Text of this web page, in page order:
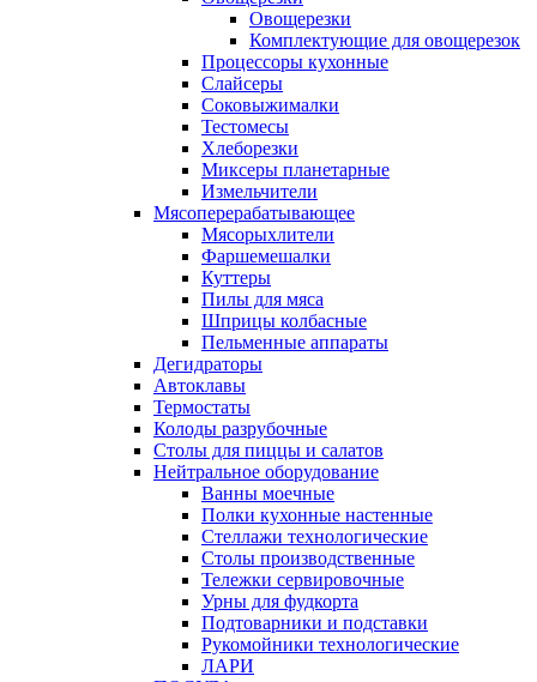
Овощерезки
Комплектующие для овощерезок
Процессоры кухонные
Слайсеры
Соковыжималки
Тестомесы
Хлеборезки
Миксеры планетарные
Измельчители
Мясоперерабатывающее
Мясорыхлители
Фаршемешалки
Куттеры
Пилы для мяса
Шприцы колбасные
Пельменные аппараты
Дегидраторы
Автоклавы
Термостаты
Колоды разрубочные
Столы для пиццы и салатов
Нейтральное оборудование
Ванны моечные
Полки кухонные настенные
Стеллажи технологические
Столы производственные
Тележки сервировочные
Урны для фудкорта
Подтоварники и подставки
Рукомойники технологические
ЛАРИ